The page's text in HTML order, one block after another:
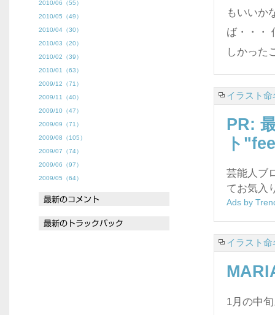
もいいか
ば・・・
しかった
イラスト
PR:
ト
芸能人ブ
てお気入
Ads by
イラスト
1月の中
2010/06（55）
2010/05（49）
2010/04（30）
2010/03（20）
2010/02（39）
2010/01（63）
2009/12（71）
2009/11（40）
2009/10（47）
2009/09（71）
2009/08（105）
2009/07（74）
2009/06（97）
2009/05（64）